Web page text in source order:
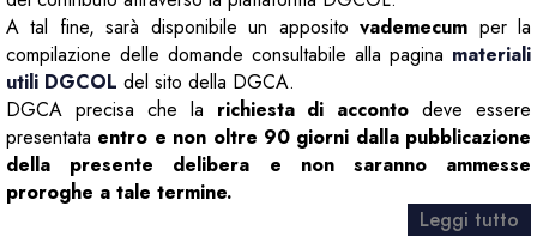
A tal fine, sarà disponibile un appositovademecum per la
compilazione delle domande consultabile alla pagina materiali
utili DGCOL del sito della DGCA.
DGCA precisa che la richiesta di acconto deve essere
presentata entro e non oltre 90 giorni dalla pubblicazione
della presente delibera e non saranno ammesse
proroghe a tale termine.
Leggi tutto